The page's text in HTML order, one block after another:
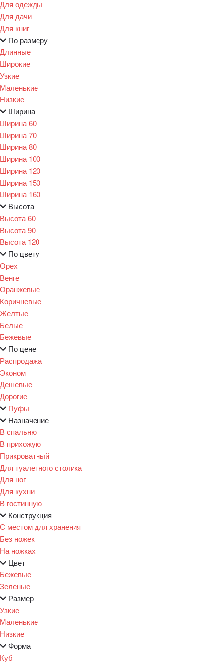
Для одежды
Для дачи
Для книг
По размеру
Длинные
Широкие
Узкие
Маленькие
Низкие
Ширина
Ширина 60
Ширина 70
Ширина 80
Ширина 100
Ширина 120
Ширина 150
Ширина 160
Высота
Высота 60
Высота 90
Высота 120
По цвету
Орех
Венге
Оранжевые
Коричневые
Желтые
Белые
Бежевые
По цене
Распродажа
Эконом
Дешевые
Дорогие
Пуфы
Назначение
В спальню
В прихожую
Прикроватный
Для туалетного столика
Для ног
Для кухни
В гостинную
Конструкция
С местом для хранения
Без ножек
На ножках
Цвет
Бежевые
Зеленые
Размер
Узкие
Маленькие
Низкие
Форма
Куб